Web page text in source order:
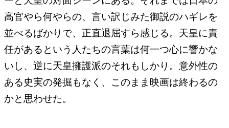
高官やら何やらの、言い訳じみた御説のハギレを
並べるばかりで、正直退屈すら感じる。天皇に責
任があるという人たちの言葉は何一つ心に響かな
いし、逆に天皇擁護派のそれもしかり。意外性の
ある史実の発掘もなく、このまま映画は終わるの
かと思わせた。